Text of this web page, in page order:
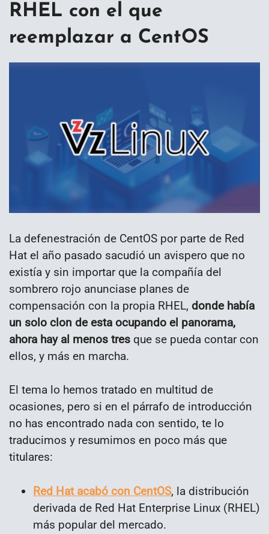
RHEL con el que
reemplazar a CentOS
La defenestración de CentOS por parte de Red
Hat el año pasado sacudió un avispero que no
existía y sin importar que la compañía del
sombrero rojo anunciase planes de
compensación con la propia RHEL, donde había
un solo clon de esta ocupando el panorama,
ahora hay al menos tres que se pueda contar con
ellos, y más en marcha.
El tema lo hemos tratado en multitud de
ocasiones, pero si en el párrafo de introducción
no has encontrado nada con sentido, te lo
traducimos y resumimos en poco más que
titulares:
Red Hat acabó con CentOS, la distribución
derivada de Red Hat Enterprise Linux (RHEL)
más popular del mercado.